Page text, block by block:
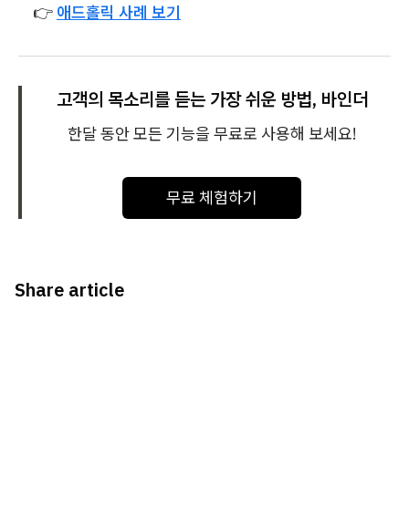
👉 애드홀릭 사례 보기
고객의 목소리를 듣는 가장 쉬운 방법, 바인더
한달 동안 모든 기능을 무료로 사용해 보세요!
무료 체험하기
Share article